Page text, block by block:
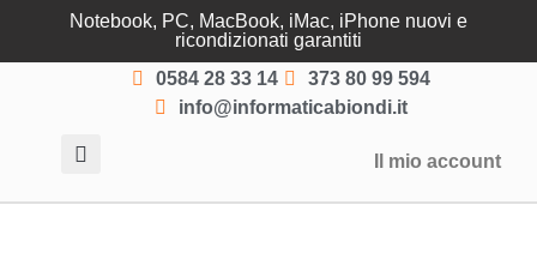
Notebook, PC, MacBook, iMac, iPhone nuovi e
ricondizionati garantiti
0584 28 33 14
373 80 99 594
info@informaticabiondi.it
Il mio account